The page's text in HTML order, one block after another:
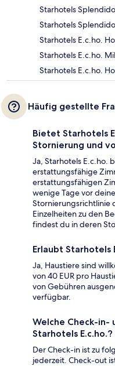
Starhotels
Starhotels
Starhotels E.c.ho.
Starhotels E.c.ho.
Starhotels E.c.ho.
Häufig gestellte
Bietet Starhotels
Stornierung und
Ja, Starhotels E.c.ho.
erstattungsfähige
erstattungsfähigen
wenige Tage vor
Stornierungsrichtlinie
Einzelheiten zu den
findest du in deren
Erlaubt Starhotels
Ja, Haustiere sind
von 40 EUR pro
von Gebühren
verfügbar.
Welche Check-in-
Starhotels E.c.ho.?
Der Check-in ist zu
jederzeit. Check-out